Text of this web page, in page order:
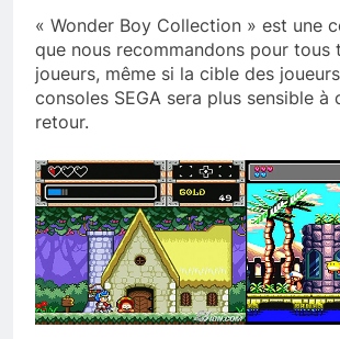
« Wonder Boy Collection » est une
que nous recommandons pour tous
joueurs, même si la cible des
consoles SEGA sera plus sensible à
retour.